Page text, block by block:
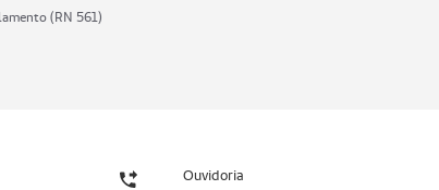
(RN 561)
Ouvidoria